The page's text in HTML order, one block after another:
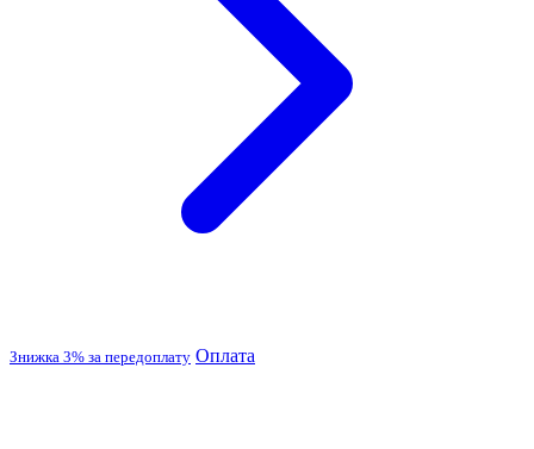
Знижка 3% за передоплату Оплата